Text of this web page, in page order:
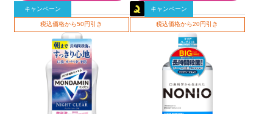
キャンペーン
税込価格から50円引き
キャンペーン
税込価格から20円引き